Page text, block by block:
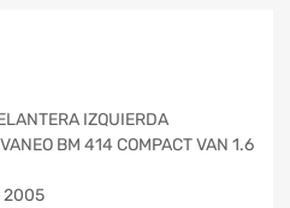
IZQUIERDA
BM 414 COMPACT VAN 1.6
2005